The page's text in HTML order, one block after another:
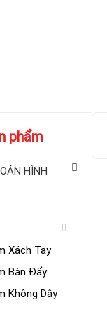
phẩm
HÌNH
Xách Tay
Bàn Đẩy
Không Dây